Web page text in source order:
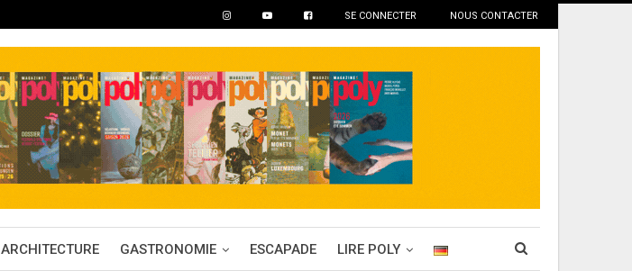
SE CONNECTER NOUS CONTACTER
ARCHITECTURE GASTRONOMIE ESCAPADE LIRE POLY